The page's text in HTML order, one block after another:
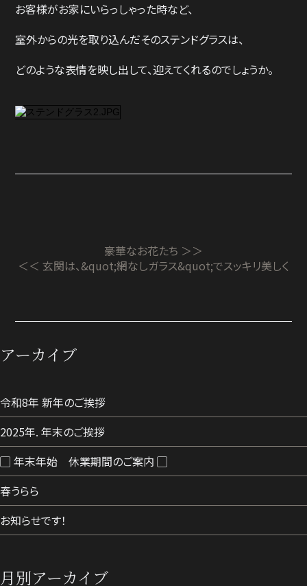
お客様がお家にいらっしゃった時など、
室外からの光を取り込んだそのステンドグラスは、
どのような表情を映し出して、迎えてくれるのでしょうか。
豪華なお花たち ＞＞
＜＜ 玄関は、&quot;網なしガラス&quot;でスッキリ美しく
アーカイブ
令和8年 新年のご挨拶
2025年. 年末のご挨拶
▢ 年末年始 休業期間のご案内 ▢
春うらら
お知らせです！
月別アーカイブ